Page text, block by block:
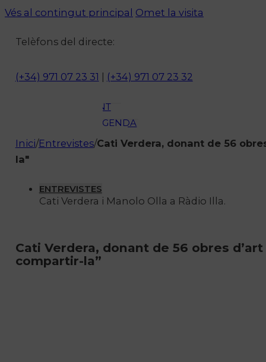
Vés al contingut principal Omet la visita
Telèfons del directe:
(+34) 971 07 23 31 (+34) 971 07 23 32
ACTUALITAT
OCI
ENTREVISTES
AMBIENT
AGENDA
En directe
Qui som?
Fes-te'n soci!
Inici/Entrevistes/Cati Verdera, donant de 56
la"
Cati Verdera i Manolo Olla a Ràdio Illa.
ENTREVISTES
Cati Verdera, donant de 56 obres
compartir-la”